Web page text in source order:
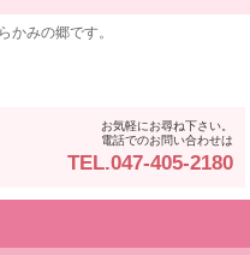
かみの郷です。
お気軽にお尋ね下さい。
電話でのお問い合わせは
TEL.047-405-2180